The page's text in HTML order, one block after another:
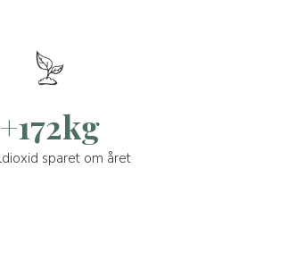
+172kg
sparet om året